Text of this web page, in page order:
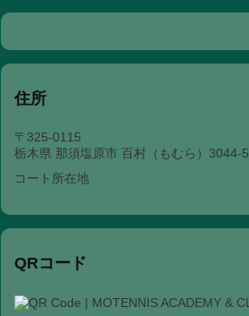
住所
〒325-0115
栃木県 那須塩原市 百村（もむら）3044-5
コート所在地
QRコード